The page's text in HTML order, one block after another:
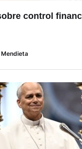
control